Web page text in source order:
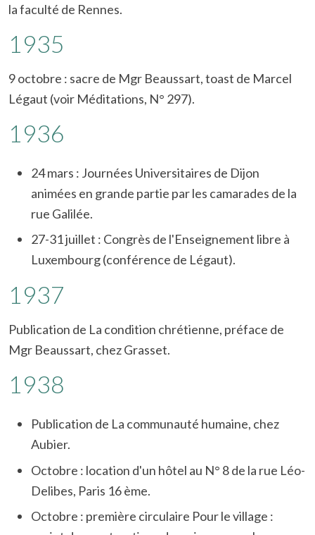
la faculté de Rennes.
1935
9 octobre : sacre de Mgr Beaussart, toast de Marcel
Légaut (voir Méditations, N° 297).
1936
24 mars : Journées Universitaires de Dijon
animées en grande partie par les camarades de la
rue Galilée.
27-31 juillet : Congrès de l'Enseignement libre à
Luxembourg (conférence de Légaut).
1937
Publication de La condition chrétienne, préface de
Mgr Beaussart, chez Grasset.
1938
Publication de La communauté humaine, chez
Aubier.
Octobre : location d'un hôtel au N° 8 de la rue Léo-
Delibes, Paris 16 ème.
Octobre : première circulaire Pour le village :